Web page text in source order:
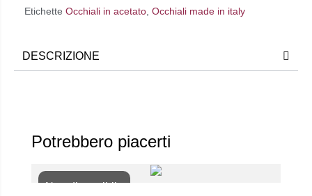
Etichette Occhiali in acetato, Occhiali made in italy
DESCRIZIONE
Potrebbero piacerti
Non disponibile